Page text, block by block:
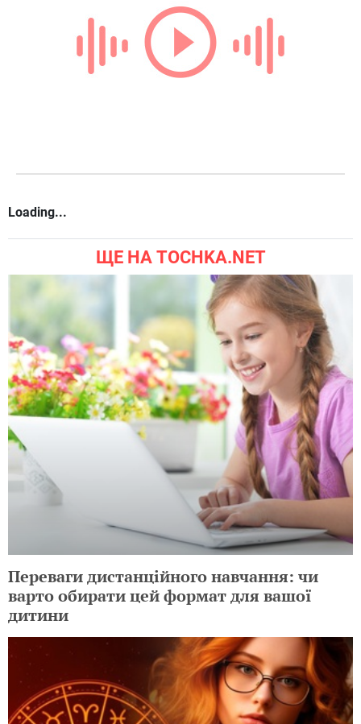
Loading...
ЩЕ НА TOCHKA.NET
Переваги дистанційного навчання: чи
варто обирати цей формат для вашої
дитини